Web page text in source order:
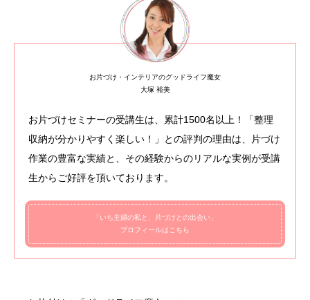
お片づけ・インテリアのグッドライフ魔女
大塚 裕美
お片づけセミナーの受講生は、累計1500名以上！「整理
収納が分かりやすく楽しい！」との評判の理由は、片づけ
作業の豊富な実績と、その経験からのリアルな実例が受講
生からご好評を頂いております。
「いち主婦の私と、片づけとの出会い」
プロフィールはこちら